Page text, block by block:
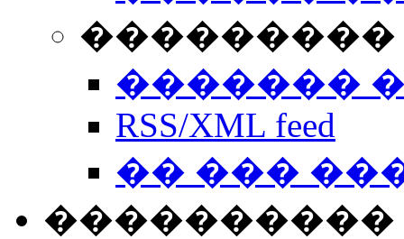
���������
�������
RSS/XML feed
�� ���
����������